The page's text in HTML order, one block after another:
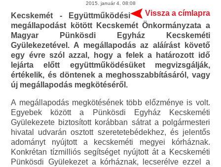
2015. január 4. 08:08
Vissza a címlapra
Kecskemét - Együttműködési
megállapodást kötött Kecskemét Önkormányzata a
Magyar Pünkösdi Egyház Kecskeméti
Gyülekezetével. A megállapodás az aláírást követő
egy évre szól azzal, hogy a felek a határozott idő
lejárta előtt együttműködésüket megvizsgálják,
értékelik, és döntenek a meghosszabbításáról, vagy
új megállapodás megkötéséről.
A megállapodás megkötésének több előzménye is volt.
Egyebek között a Pünkösdi Egyház Kecskeméti
Gyülekezete biztosított korábban sátrat a polgármesteri
hivatal udvarán osztott szeretetebédekhez, és jelentős
adományt nyújtott a kecskeméti megyei kórháznak.
Konkrétan tízmilliós segítséget nyújtott át a Kecskeméti
Pünkösdi Gyülekezet a kórháznak, lecserélve ezzel a